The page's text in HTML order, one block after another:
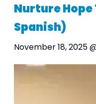
Nurture
Spanish)
November 18, 2025